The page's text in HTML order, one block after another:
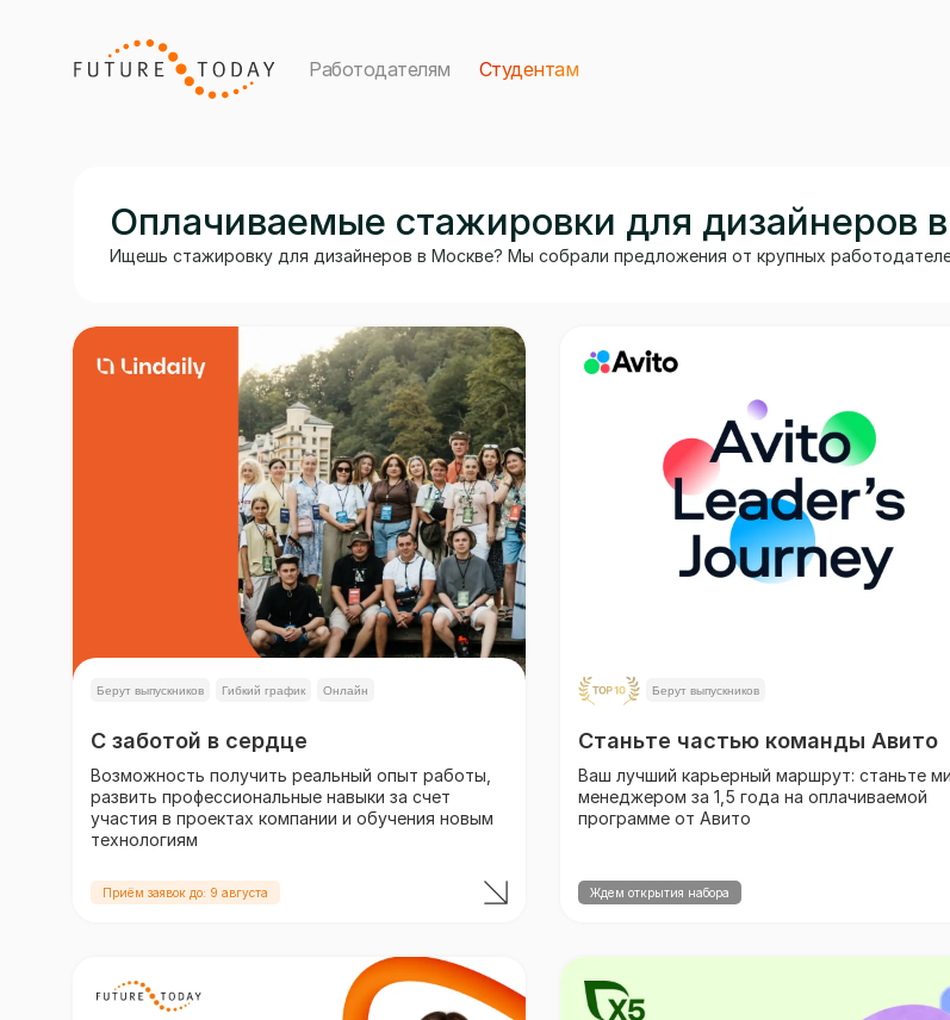
Работодателям Студентам
Оплачиваемые стажировки для дизайнеров
Ищешь стажировку для дизайнеров в Москве? Мы собрали предложения от крупных
Берут выпускников Гибкий график Онлайн
С заботой в сердце
Возможность получить реальный опыт работы,
развить профессиональные навыки за счет
участия в проектах компании и обучения новым
технологиям
Приём заявок до: 9 августа
Берут выпускников
Станьте частью команды Авито
Ваш лучший карьерный маршрут: станьте
менеджером за 1,5 года на оплачиваемой
программе от Авито
Ждем открытия набора